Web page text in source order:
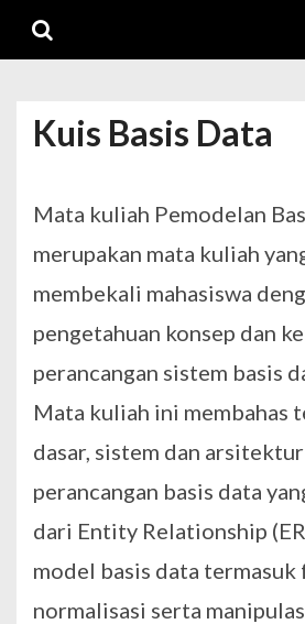
navigation
content
Kuis Basis Data
Mata kuliah Pemodelan
merupakan mata kuliah
membekali mahasiswa
pengetahuan konsep dan
perancangan sistem basis
Mata kuliah ini membahas
dasar, sistem dan
perancangan basis data
dari Entity Relationship
model basis data termasuk
normalisasi serta